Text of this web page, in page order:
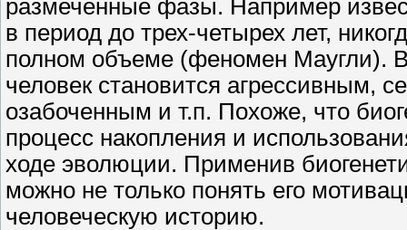
размеченные фазы. Например
в период до трех-четырех лет,
полном объеме (феномен Маугли).
человек становится агрессивным,
озабоченным и т.п. Похоже, что
процесс накопления и
ходе эволюции. Применив
можно не только понять его
человеческую историю.